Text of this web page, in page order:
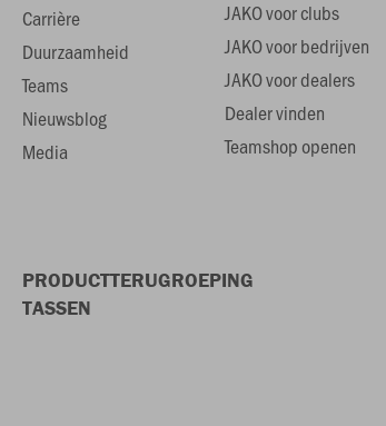
Carrière
Duurzaamheid
Teams
Nieuwsblog
Media
JAKO voor clubs
JAKO voor bedrijven
JAKO voor dealers
Dealer vinden
Teamshop openen
PRODUCTTERUGROEPING
TASSEN